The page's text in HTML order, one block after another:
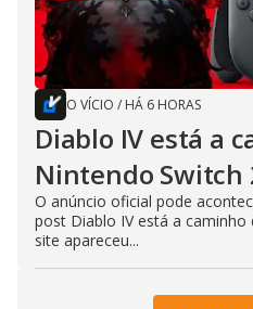
O VÍCIO / HÁ 6 HORAS
Diablo IV está a
Nintendo Switch
O anúncio oficial pode
post Diablo IV está a
site apareceu...